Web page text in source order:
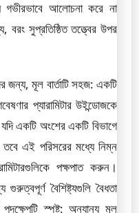
আলোচনা করে না
বরং সুপ্রতিষ্ঠিত তত্ত্বের উপর
জন্য, মূল বার্তাটি সহজ: একটি
প্যারামিটার উইন্ডোজকে
একটি অংশের একটি বিভাগে
এই পরিসরের মধ্যে নিম্ন
পক্ষপাত করুন।
বৈশিষ্ট্যগুলি বৈধতা
স্পষ্ট: অন্যান্য মূল